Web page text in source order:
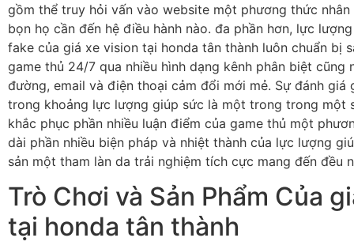
gồm thể truy hỏi vấn vào website một phương thức
bọn họ cần đến hệ điều hành nào. đa phần hơn, lực
fake của giá xe vision tại honda tân thành luôn chuẩn bị
game thủ 24/7 qua nhiều hình dạng kênh phân biệt cũng
đường, email và điện thoại cảm đổi mới mẻ. Sự đánh giá
trong khoảng lực lượng giúp sức là một trong trong một
khắc phục phần nhiều luận điểm của game thủ một
dài phần nhiều biện pháp và nhiệt thành của lực lượng
sản một tham làn da trải nghiệm tích cực mang đến đều
Trò Chơi và Sản Phẩm Của
tại honda tân thành